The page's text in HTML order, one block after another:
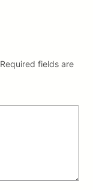
Required fields are